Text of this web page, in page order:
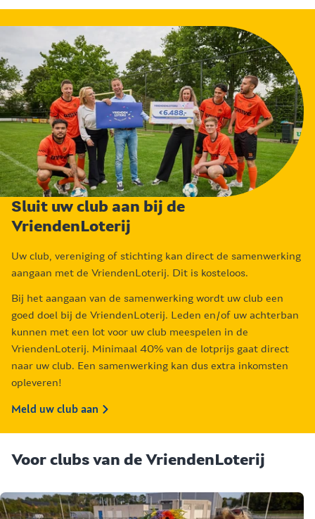
Sluit uw club aan bij de
VriendenLoterij
Uw club, vereniging of stichting kan direct de samenwerking
aangaan met de VriendenLoterij. Dit is kosteloos.
Bij het aangaan van de samenwerking wordt uw club een
goed doel bij de VriendenLoterij. Leden en/of uw achterban
kunnen met een lot voor uw club meespelen in de
VriendenLoterij. Minimaal 40% van de lotprijs gaat direct
naar uw club. Een samenwerking kan dus extra inkomsten
opleveren!
Meld uw club aan
Voor clubs van de VriendenLoterij